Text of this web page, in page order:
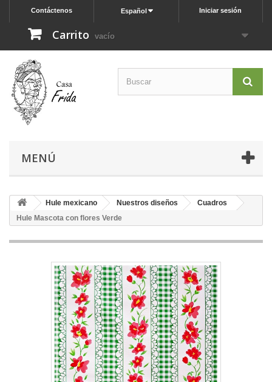
Iniciar sesión
Español
Contáctenos
Carrito vacío
MENÚ
Hule mexicano Nuestros diseños
Cuadros
Hule Mascota con flores Verde